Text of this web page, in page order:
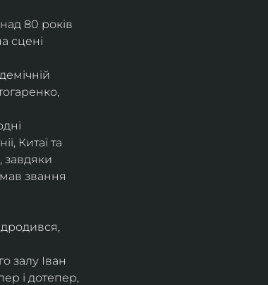
80 років
сцені
Китаї та
завдяки
звання
залу Іван
і дотепер,